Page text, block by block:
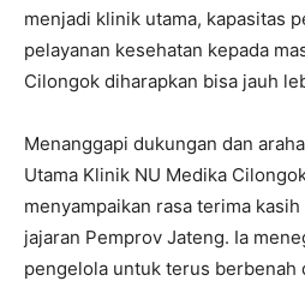
menjadi klinik utama, kapasitas
pelayanan kesehatan kepada
Cilongok diharapkan bisa jauh
Menanggapi dukungan dan
Utama Klinik NU Medika
menyampaikan rasa terima
jajaran Pemprov Jateng. Ia
pengelola untuk terus berbenah